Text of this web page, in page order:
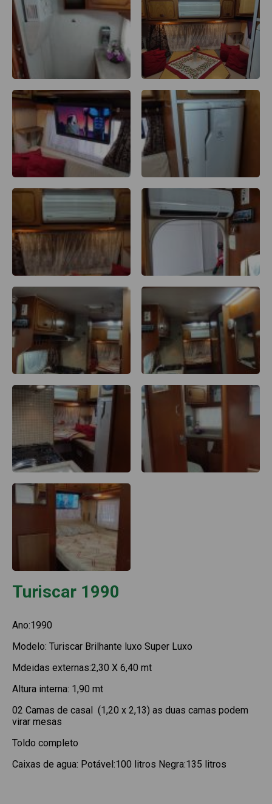
Turiscar 1990
Ano:1990
Modelo: Turiscar Brilhante luxo Super Luxo
Mdeidas externas:2,30 X 6,40 mt
Altura interna: 1,90 mt
02 Camas de casal (1,20 x 2,13) as duas camas podem
virar mesas
Toldo completo
Caixas de agua: Potável:100 litros Negra:135 litros